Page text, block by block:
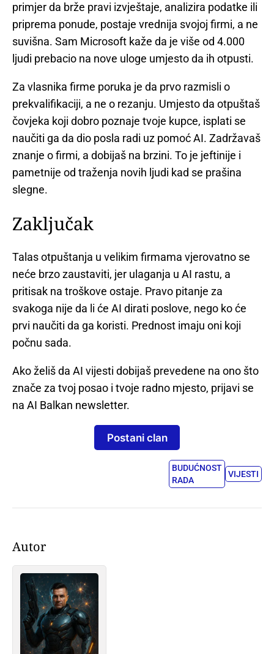
primjer da brže pravi izvještaje, analizira podatke ili
priprema ponude, postaje vrednija svojoj firmi, a ne
suvišna. Sam Microsoft kaže da je više od 4.000
ljudi prebacio na nove uloge umjesto da ih otpusti.
Za vlasnika firme poruka je da prvo razmisli o
prekvalifikaciji, a ne o rezanju. Umjesto da otpuštaš
čovjeka koji dobro poznaje tvoje kupce, isplati se
naučiti ga da dio posla radi uz pomoć AI. Zadržavaš
znanje o firmi, a dobijaš na brzini. To je jeftinije i
pametnije od traženja novih ljudi kad se prašina
slegne.
Zaključak
Talas otpuštanja u velikim firmama vjerovatno se
neće brzo zaustaviti, jer ulaganja u AI rastu, a
pritisak na troškove ostaje. Pravo pitanje za
svakoga nije da li će AI dirati poslove, nego ko će
prvi naučiti da ga koristi. Prednost imaju oni koji
počnu sada.
Ako želiš da AI vijesti dobijaš prevedene na ono što
znače za tvoj posao i tvoje radno mjesto, prijavi se
na AI Balkan newsletter.
Postani clan
BUDUĆNOST
RADA
VIJESTI
Autor